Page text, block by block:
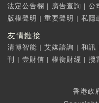
法定公告欄 | 廣告查詢 | 公
版權聲明 | 重要聲明 | 私隱
友情鏈接
清博智能 | 艾媒諮詢 | 和訊
刊
| 壹財信 | 權衡財經 | 攬
香港政